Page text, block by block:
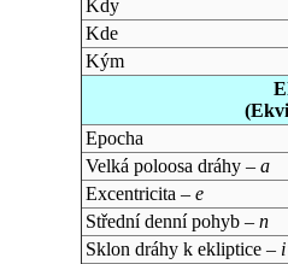
Kdy
Kde
Kým
Epocha
Velká poloosa dráhy – a
Excentricita – e
Střední denní pohyb – n
Sklon dráhy k ekliptice – i